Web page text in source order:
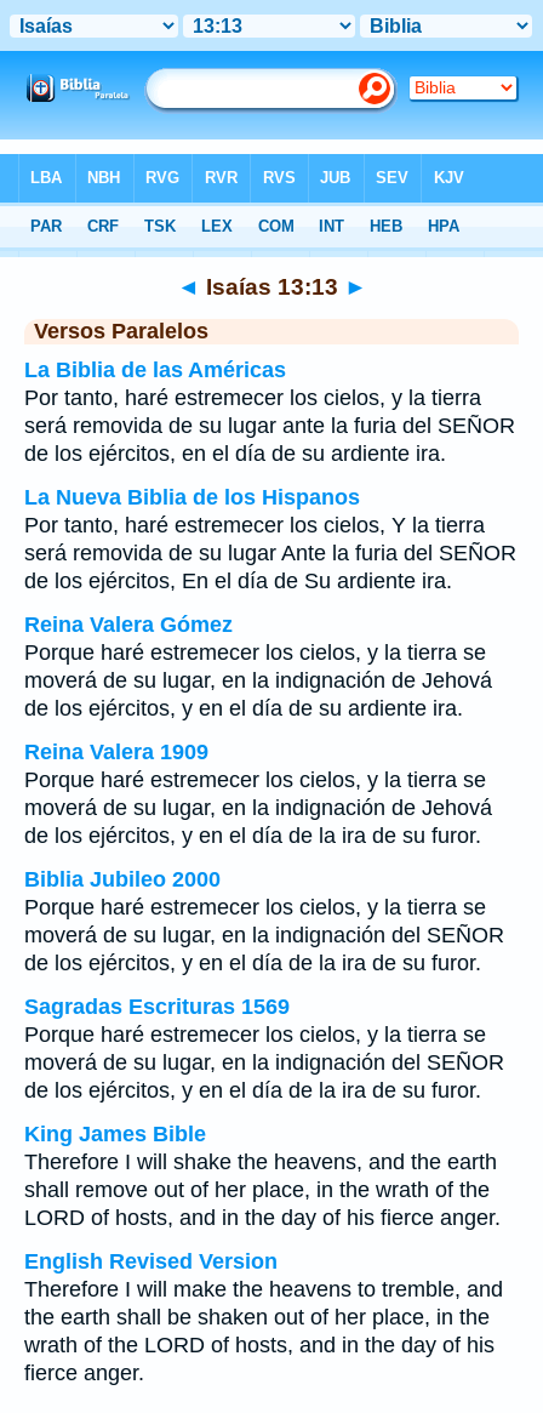
>Isaías > Capítulo 13> Verso 13
◄ Isaías 13:13 ►
Versos Paralelos
La Biblia de las Américas
Por tanto, haré estremecer los cielos, y la tierra
será removida de su lugar ante la furia del SEÑOR
de los ejércitos, en el día de su ardiente ira.
La Nueva Biblia de los Hispanos
Por tanto, haré estremecer los cielos, Y la tierra
será removida de su lugar Ante la furia del SEÑOR
de los ejércitos, En el día de Su ardiente ira.
Reina Valera Gómez
Porque haré estremecer los cielos, y la tierra se
moverá de su lugar, en la indignación de Jehová
de los ejércitos, y en el día de su ardiente ira.
Reina Valera 1909
Porque haré estremecer los cielos, y la tierra se
moverá de su lugar, en la indignación de Jehová
de los ejércitos, y en el día de la ira de su furor.
Biblia Jubileo 2000
Porque haré estremecer los cielos, y la tierra se
moverá de su lugar, en la indignación del SEÑOR
de los ejércitos, y en el día de la ira de su furor.
Sagradas Escrituras 1569
Porque haré estremecer los cielos, y la tierra se
moverá de su lugar, en la indignación del SEÑOR
de los ejércitos, y en el día de la ira de su furor.
King James Bible
Therefore I will shake the heavens, and the earth
shall remove out of her place, in the wrath of the
LORD of hosts, and in the day of his fierce anger.
English Revised Version
Therefore I will make the heavens to tremble, and
the earth shall be shaken out of her place, in the
wrath of the LORD of hosts, and in the day of his
fierce anger.